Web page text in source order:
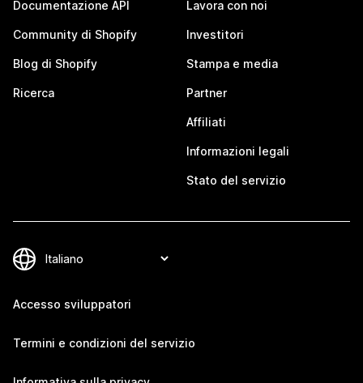
Documentazione API
Community di Shopify
Blog di Shopify
Ricerca
Lavora con noi
Investitori
Stampa e media
Partner
Affiliati
Informazioni legali
Stato del servizio
Accesso sviluppatori
Termini e condizioni del servizio